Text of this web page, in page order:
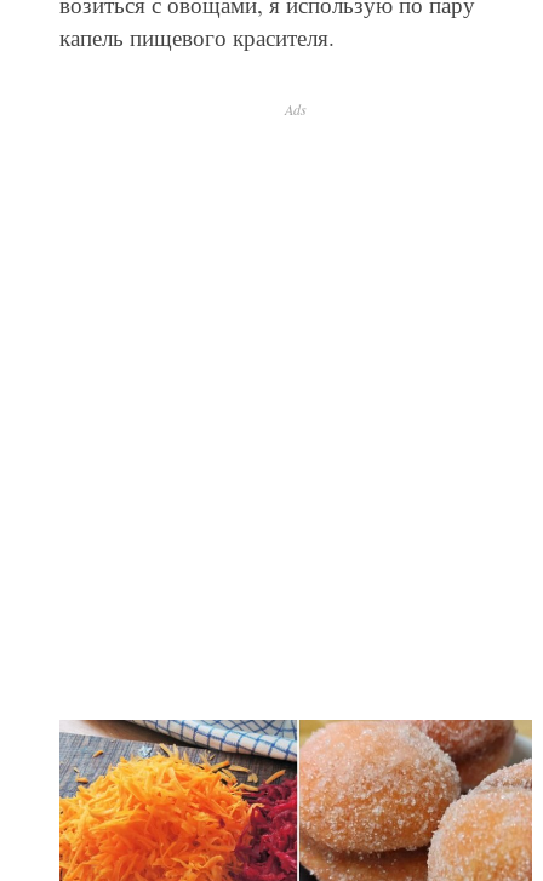
капель пищевого красителя.
Ads